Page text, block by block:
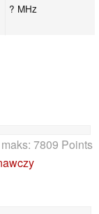
? MHz
7809 Points